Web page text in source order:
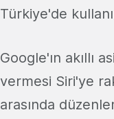
Türkiye'de
Google'ın akıllı
vermesi Siri'ye
arasında